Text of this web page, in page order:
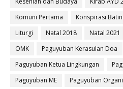
Komuni Pertama
Konspirasi Batin
Liturgi
Natal 2018 Natal 2021
OMK
Paguyuban Kerasulan Doa
Paguyuban Ketua Lingkungan
Paguyuban ME
Paguyuban